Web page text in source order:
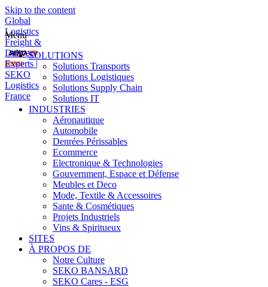
Skip to the content
Global
Logistics
Freight &
Delivery
Experts |
SEKO
Logistics
France
Menu
SOLUTIONS
Solutions Transports
Solutions Logistiques
Solutions Supply Chain
Solutions IT
INDUSTRIES
Aéronautique
Automobile
Denrées Périssables
Ecommerce
Electronique & Technologies
Gouvernment, Espace et Défense
Meubles et Deco
Mode, Textile & Accessoires
Sante & Cosmétiques
Projets Industriels
Vins & Spiritueux
SITES
À PROPOS DE
Notre Culture
SEKO BANSARD
SEKO Cares - ESG